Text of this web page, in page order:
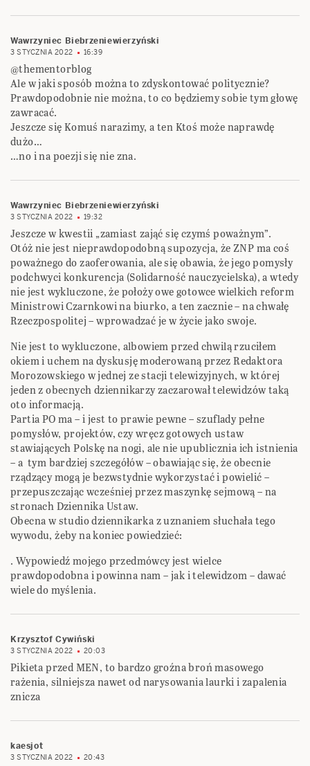
Wawrzyniec Biebrzeniewierzyński
3 STYCZNIA 2022 16:39
@thementorblog
Ale w jaki sposób można to zdyskontować politycznie?
Prawdopodobnie nie można, to co będziemy sobie tym głowę
zawracać.
Jeszcze się Komuś narazimy, a ten Ktoś może naprawdę
dużo…
…no i na poezji się nie zna.
Wawrzyniec Biebrzeniewierzyński
3 STYCZNIA 2022 19:32
Jeszcze w kwestii „zamiast zająć się czymś poważnym”.
Otóż nie jest nieprawdopodobną supozycja, że ZNP ma coś
poważnego do zaoferowania, ale się obawia, że jego pomysły
podchwyci konkurencja (Solidarność nauczycielska), a wtedy
nie jest wykluczone, że położy owe gotowce wielkich reform
Ministrowi Czarnkowi na biurko, a ten zacznie – na chwałę
Rzeczpospolitej – wprowadzać je w życie jako swoje.
Nie jest to wykluczone, albowiem przed chwilą rzuciłem
okiem i uchem na dyskusję moderowaną przez Redaktora
Morozowskiego w jednej ze stacji telewizyjnych, w której
jeden z obecnych dziennikarzy zaczarował telewidzów taką
oto informacją.
Partia PO ma – i jest to prawie pewne – szuflady pełne
pomysłów, projektów, czy wręcz gotowych ustaw
stawiających Polskę na nogi, ale nie upublicznia ich istnienia
– a tym bardziej szczegółów – obawiając się, że obecnie
rządzący mogą je bezwstydnie wykorzystać i powielić –
przepuszczając wcześniej przez maszynkę sejmową – na
stronach Dziennika Ustaw.
Obecna w studio dziennikarka z uznaniem słuchała tego
wywodu, żeby na koniec powiedzieć:
. Wypowiedź mojego przedmówcy jest wielce
prawdopodobna i powinna nam – jak i telewidzom – dawać
wiele do myślenia.
Krzysztof Cywiński
3 STYCZNIA 2022 20:03
Pikieta przed MEN, to bardzo groźna broń masowego
rażenia, silniejsza nawet od narysowania laurki i zapalenia
znicza
kaesjot
3 STYCZNIA 2022 20:43